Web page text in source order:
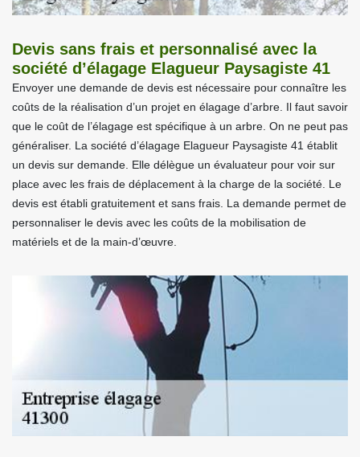
Devis sans frais et personnalisé avec la
société d’élagage Elagueur Paysagiste 41
Envoyer une demande de devis est nécessaire pour connaître les
coûts de la réalisation d’un projet en élagage d’arbre. Il faut savoir
que le coût de l’élagage est spécifique à un arbre. On ne peut pas
généraliser. La société d’élagage Elagueur Paysagiste 41 établit
un devis sur demande. Elle délègue un évaluateur pour voir sur
place avec les frais de déplacement à la charge de la société. Le
devis est établi gratuitement et sans frais. La demande permet de
personnaliser le devis avec les coûts de la mobilisation de
matériels et de la main-d’œuvre.